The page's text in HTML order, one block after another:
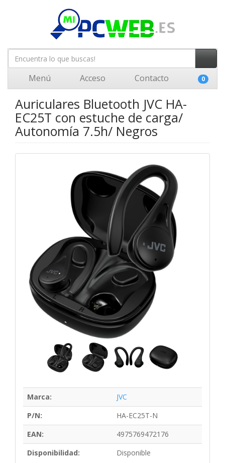
Menú Acceso Contacto 0
Auriculares Bluetooth JVC HA-
EC25T con estuche de carga/
Autonomía 7.5h/ Negros
Marca:
JVC
P/N:
HA-EC25T-N
EAN:
4975769472176
Disponibilidad:
Disponible